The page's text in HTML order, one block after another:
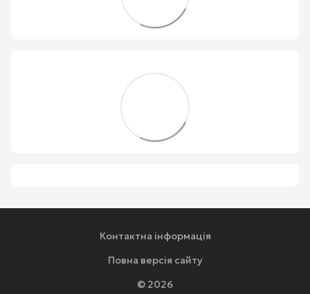
Контактна інформація
Повна версія сайту
© 2026